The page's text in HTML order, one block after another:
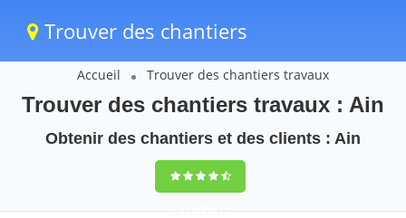
Trouver des chantiers
Accueil Trouver des chantiers travaux
Trouver des chantiers travaux : Ain
Obtenir des chantiers et des clients : Ain
9,5(100%)71